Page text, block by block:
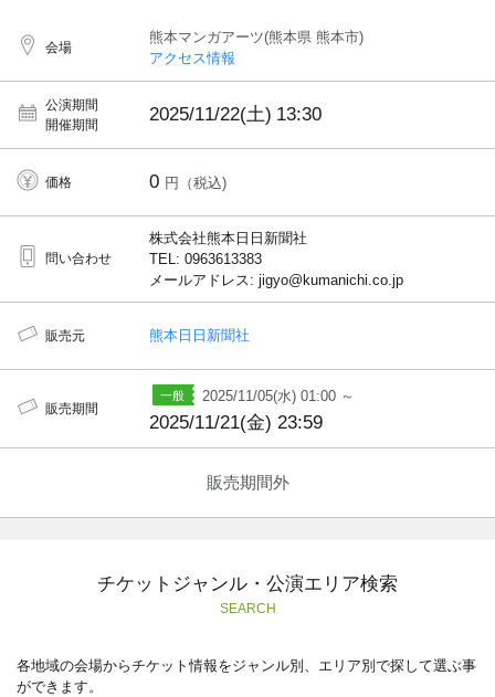
会場
熊本マンガアーツ(熊本県 熊本市)
アクセス情報
公演期間
開催期間
2025/11/22(土) 13:30
価格 0 円（税込)
問い合わせ
株式会社熊本日日新聞社
TEL: 0963613383
メールアドレス: jigyo@kumanichi.co.jp
販売元 熊本日日新聞社
販売期間
2025/11/05(水) 01:00 ～
2025/11/21(金) 23:59
販売期間外
チケットジャンル・公演エリア検索
SEARCH
各地域の会場からチケット情報をジャンル別、エリア別で探して選ぶ事
ができます。